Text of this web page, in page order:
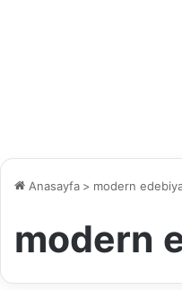
Anasayfa > modern
modern